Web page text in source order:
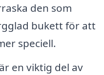
den som
bukett för att
speciell.
en viktig del av